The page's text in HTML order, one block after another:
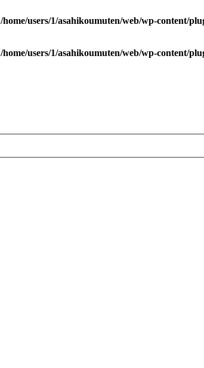
/home/users/1/asahikoumuten/web/wp-content/
/home/users/1/asahikoumuten/web/wp-content/